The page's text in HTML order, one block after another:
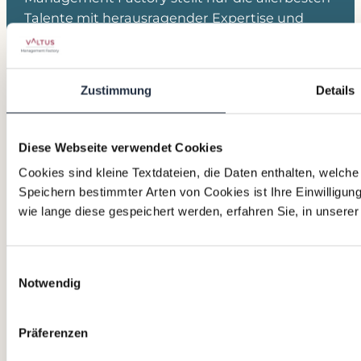
Zustimmung Details
Diese Webseite verwendet Cookies
Cookies sind kleine Textdateien, die Daten enthalten,
Speichern bestimmter Arten von Cookies ist Ihre
wie lange diese gespeichert werden, erfahren Sie, in
Notwendig
Präferenzen
Talente mit herausragender Expertise und
Engagement ein. Als Teil der Valtus Gruppe
sind wir europäischer Marktführer
Executive Interim Management.
Netzwerkpartner:in werden
LinkedinKontakt TeamAnmeldung Newsletter
Weiterlesen
Nutzungsbedingungen
Cookie-Richtlinie